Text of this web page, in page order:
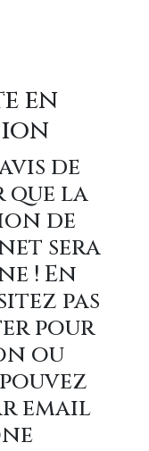
en
de
que la
de
sera
! En
pas
pour
ou
email